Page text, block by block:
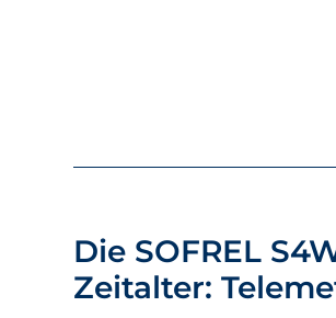
Die SOFREL
Zeitalter: